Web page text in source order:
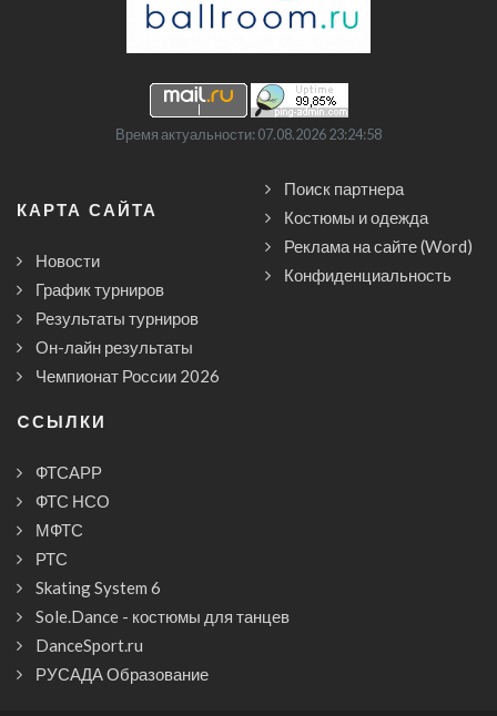
Время актуальности: 07.08.2026 23:24:58
КАРТА САЙТА
Новости
График турниров
Результаты турниров
Он-лайн результаты
Чемпионат России 2026
Поиск партнера
Костюмы и одежда
Реклама на сайте (Word)
Конфиденциальность
CСЫЛКИ
ФТСАРР
ФТС НСО
МФТС
РТС
Skating System 6
Sole.Dance - костюмы для танцев
DanceSport.ru
РУСАДА Образование